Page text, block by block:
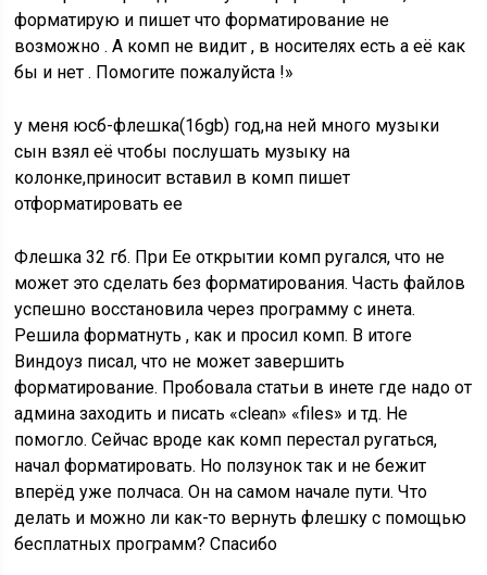
форматирую и пишет что форматирование не
возможно . А комп не видит , в носителях есть а её как
бы и нет . Помогите пожалуйста !»
у меня юсб-флешка(16gb) год,на ней много музыки
сын взял её чтобы послушать музыку на
колонке,приносит вставил в комп пишет
отформатировать ее
Флешка 32 гб. При Ее открытии комп ругался, что не
может это сделать без форматирования. Часть файлов
успешно восстановила через программу с инета.
Решила форматнуть , как и просил комп. В итоге
Виндоуз писал, что не может завершить
форматирование. Пробовала статьи в инете где надо от
админа заходить и писать «clean» «files» и тд. Не
помогло. Сейчас вроде как комп перестал ругаться,
начал форматировать. Но ползунок так и не бежит
вперёд уже полчаса. Он на самом начале пути. Что
делать и можно ли как-то вернуть флешку с помощью
бесплатных программ? Спасибо